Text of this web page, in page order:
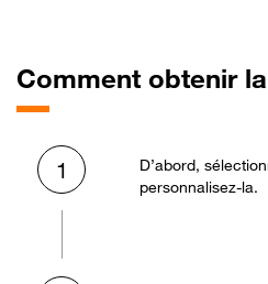
Comment obtenir
1
D’abord,
personnalisez-la.